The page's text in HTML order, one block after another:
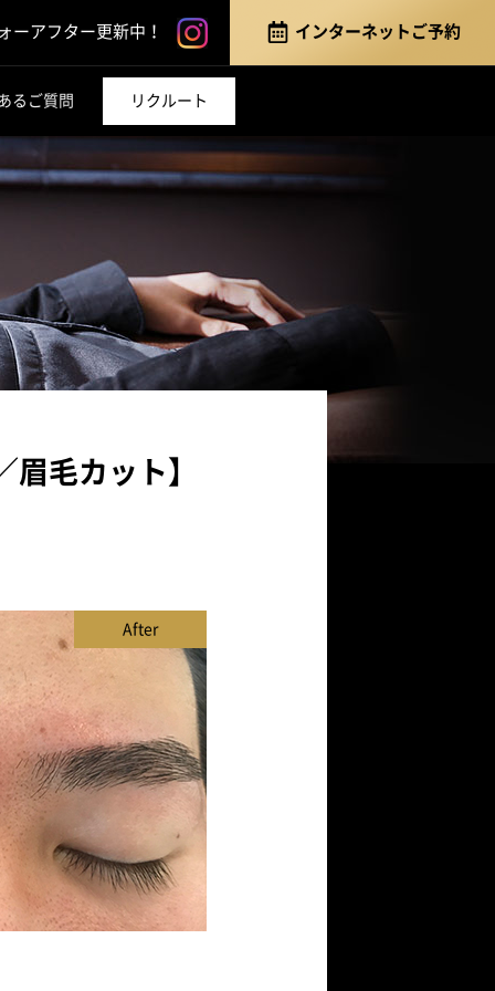
ーアフター更新中！ instagram インターネットご予約
るご質問 リクルート
毛カット】